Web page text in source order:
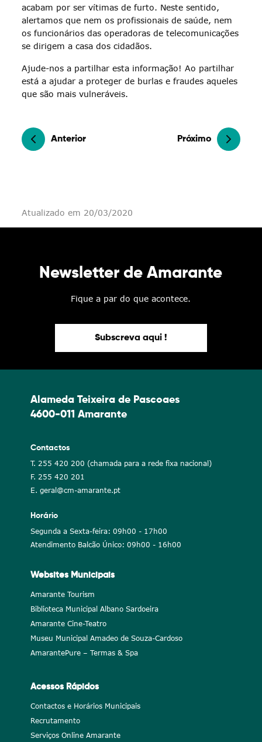
acabam por ser vítimas de furto. Neste sentido,
alertamos que nem os profissionais de saúde, nem
os funcionários das operadoras de telecomunicações
se dirigem a casa dos cidadãos.
Ajude-nos a partilhar esta informação! Ao partilhar
está a ajudar a proteger de burlas e fraudes aqueles
que são mais vulneráveis.
Anterior Próximo
Atualizado em 20/03/2020
Newsletter de Amarante
Fique a par do que acontece.
Subscreva aqui !
Alameda Teixeira de Pascoaes
4600-011 Amarante
Contactos
T. 255 420 200 (chamada para a rede fixa nacional)
F. 255 420 201
E. geral@cm-amarante.pt
Horário
Segunda a Sexta-feira: 09h00 - 17h00
Atendimento Balcão Único: 09h00 - 16h00
Websites Municipais
Amarante Tourism
Biblioteca Municipal Albano Sardoeira
Amarante Cine-Teatro
Museu Municipal Amadeo de Souza-Cardoso
AmarantePure – Termas & Spa
Acessos Rápidos
Contactos e Horários Municipais
Recrutamento
Serviços Online Amarante